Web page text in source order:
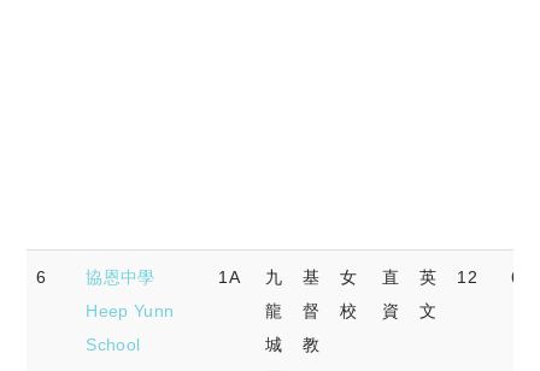
6
協恩中學
Heep Yunn
School
1A
九
龍
城
基
督
教
女
校
直
資
英
文
12